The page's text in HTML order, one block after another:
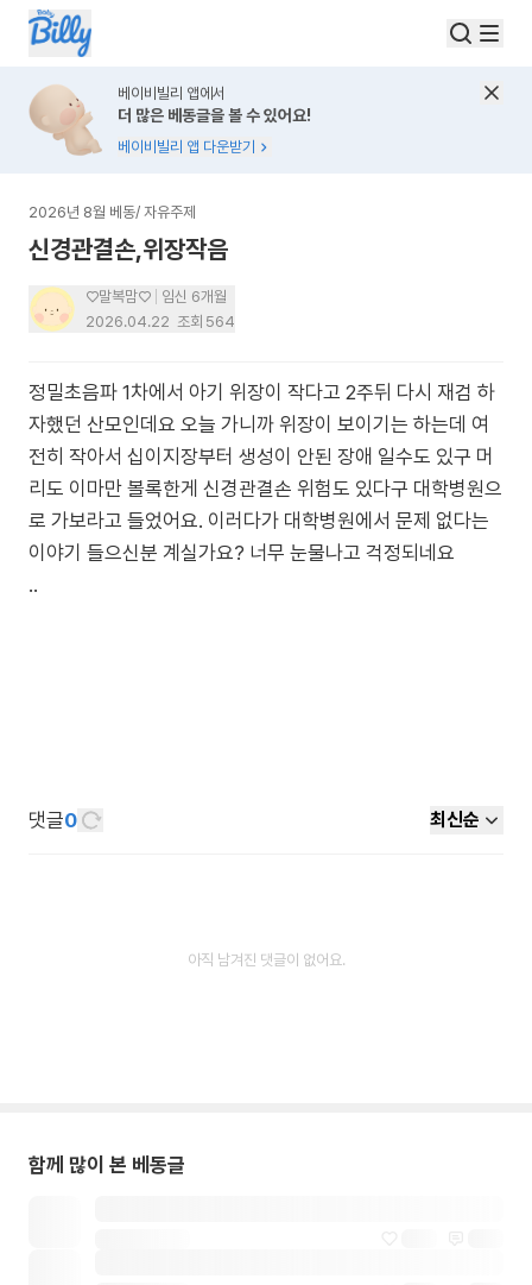
베이비빌리 앱에서
더 많은 베동글을 볼 수 있어요!
베이비빌리 앱 다운받기
2026년 8월 베동/ 자유주제
신경관결손,위장작음
♡말복맘♡
임신 6개월
2026.04.22 조회 564
정밀초음파 1차에서 아기 위장이 작다고 2주뒤 다시 재검 하
자했던 산모인데요 오늘 가니까 위장이 보이기는 하는데 여
전히 작아서 십이지장부터 생성이 안된 장애 일수도 있구 머
리도 이마만 볼록한게 신경관결손 위험도 있다구 대학병원으
로 가보라고 들었어요. 이러다가 대학병원에서 문제 없다는
이야기 들으신분 계실가요? 너무 눈물나고 걱정되네요
..
댓글0 최신순
아직 남겨진 댓글이 없어요.
함께 많이 본 베동글